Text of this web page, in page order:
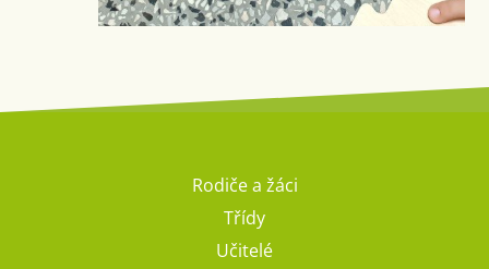
Rodiče a žáci
Třídy
Učitelé